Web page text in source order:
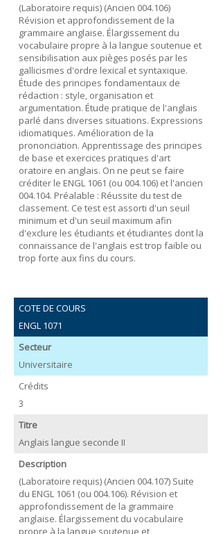
(Laboratoire requis) (Ancien 004.106)
Révision et approfondissement de la
grammaire anglaise. Élargissement du
vocabulaire propre à la langue soutenue et
sensibilisation aux pièges posés par les
gallicismes d'ordre lexical et syntaxique.
Étude des principes fondamentaux de
rédaction : style, organisation et
argumentation. Étude pratique de l'anglais
parlé dans diverses situations. Expressions
idiomatiques. Amélioration de la
prononciation. Apprentissage des principes
de base et exercices pratiques d'art
oratoire en anglais. On ne peut se faire
créditer le ENGL 1061 (ou 004.106) et l'ancien
004.104. Préalable : Réussite du test de
classement. Ce test est assorti d'un seuil
minimum et d'un seuil maximum afin
d'exclure les étudiants et étudiantes dont la
connaissance de l'anglais est trop faible ou
trop forte aux fins du cours.
COTE DE COURS
ENGL 1071
Secteur
Universitaire
Crédits
3
Titre
Anglais langue seconde II
Description
(Laboratoire requis) (Ancien 004.107) Suite
du ENGL 1061 (ou 004.106). Révision et
approfondissement de la grammaire
anglaise. Élargissement du vocabulaire
propre à la langue soutenue et